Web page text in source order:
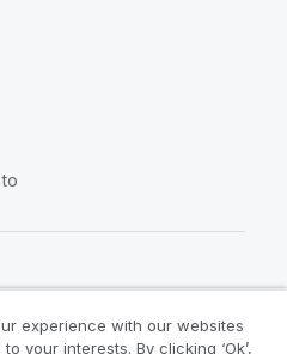
experience with our websites
your interests. By clicking ‘Ok’,